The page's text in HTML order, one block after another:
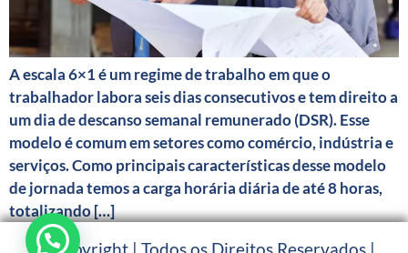
A escala 6×1 é um regime de trabalho em que o
trabalhador labora seis dias consecutivos e tem direito a
um dia de descanso semanal remunerado (DSR). Esse
modelo é comum em setores como comércio, indústria e
serviços. Como principais características desse modelo
de jornada temos a carga horária diária de até 8 horas,
totalizando […]
© Copyright | Todos os Direitos Reservados |